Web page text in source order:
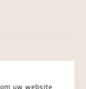
om uw website